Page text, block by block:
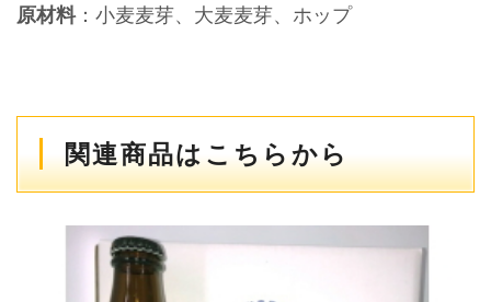
原材料：小麦麦芽、大麦麦芽、ホップ
関連商品はこちらから